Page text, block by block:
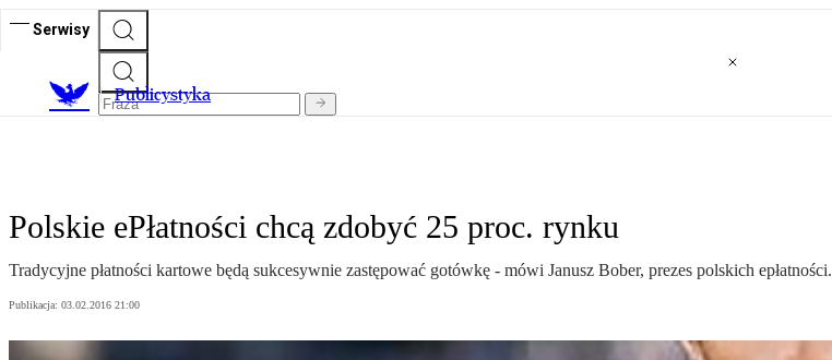
Serwisy
Publicystyka
Polskie ePłatności chcą zdobyć 25 proc. rynku
Tradycyjne płatności kartowe będą sukcesywnie zastępować gotówkę - mówi Janusz Bober, prezes polskich epłatności.
Publikacja: 03.02.2016 21:00